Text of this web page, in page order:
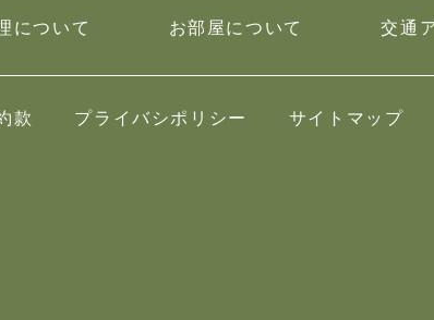
について お部屋について 交通
款 プライバシポリシー サイトマップ